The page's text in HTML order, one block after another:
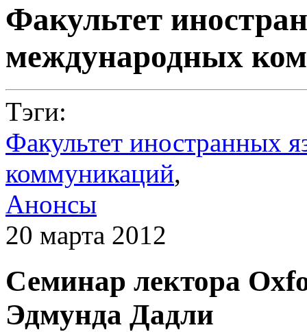
Факультет
международных
Тэги:
Факультет иностранных
коммуникаций,
Анонсы
20 марта 2012
Семинар лектора
Эдмунда Дадли